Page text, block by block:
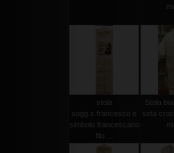
stola
sogg.s.francesco e
simbolo francescano
filo ...
Stola
seta